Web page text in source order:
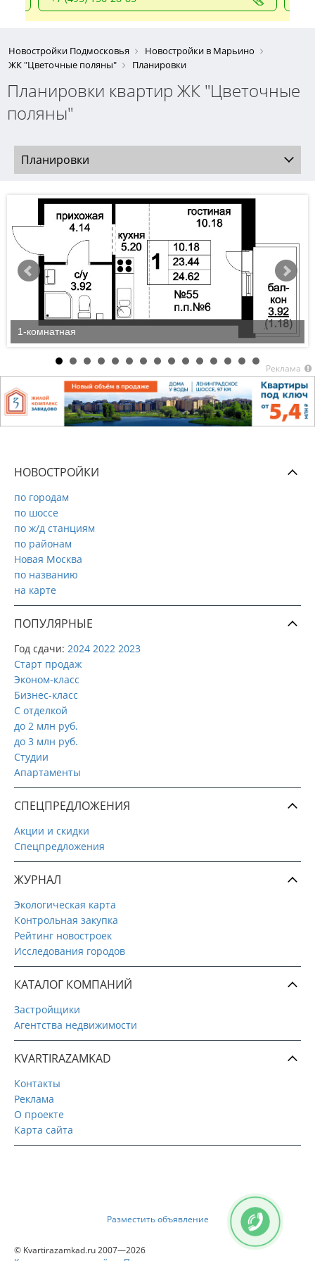
Новостройки Подмосковья
Новостройки в Марьино
ЖК "Цветочные поляны"
Планировки
Планировки квартир ЖК "Цветочные
поляны"
Планировки
1-комнатная
Реклама
НОВОСТРОЙКИ
по городам
по шоссе
по ж/д станциям
по районам
Новая Москва
по названию
на карте
ПОПУЛЯРНЫЕ
Год сдачи: 2024 2022 2023
Старт продаж
Эконом-класс
Бизнес-класс
С отделкой
до 2 млн руб.
до 3 млн руб.
Студии
Апартаменты
СПЕЦПРЕДЛОЖЕНИЯ
Акции и скидки
Спецпредложения
ЖУРНАЛ
Экологическая карта
Контрольная закупка
Рейтинг новостроек
Исследования городов
КАТАЛОГ КОМПАНИЙ
Застройщики
Агентства недвижимости
KVARTIRAZAMKAD
Контакты
Реклама
О проекте
Карта сайта
Разместить объявление
© Kvartirazamkad.ru 2007—2026